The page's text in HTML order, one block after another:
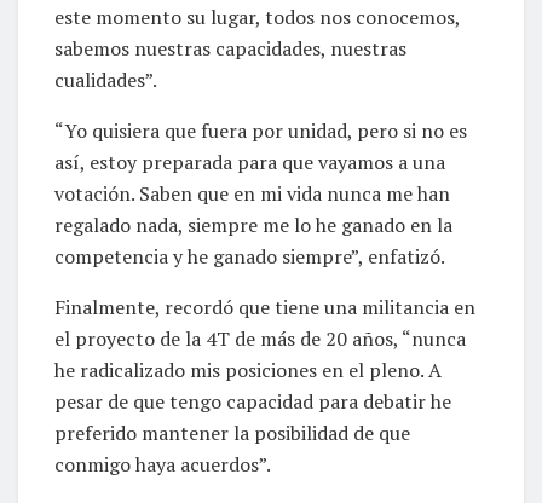
este momento su lugar, todos nos conocemos,
sabemos nuestras capacidades, nuestras
cualidades”.
“Yo quisiera que fuera por unidad, pero si no es
así, estoy preparada para que vayamos a una
votación. Saben que en mi vida nunca me han
regalado nada, siempre me lo he ganado en la
competencia y he ganado siempre”, enfatizó.
Finalmente, recordó que tiene una militancia en
el proyecto de la 4T de más de 20 años, “nunca
he radicalizado mis posiciones en el pleno. A
pesar de que tengo capacidad para debatir he
preferido mantener la posibilidad de que
conmigo haya acuerdos”.